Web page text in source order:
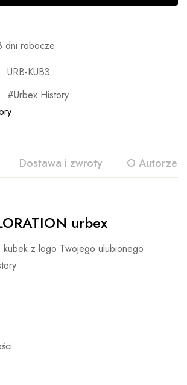
dni robocze
URB-KUB3
Urbex History
Dostawa i zwroty O Autorze
urbex
kubek z logo Twojego ulubionego